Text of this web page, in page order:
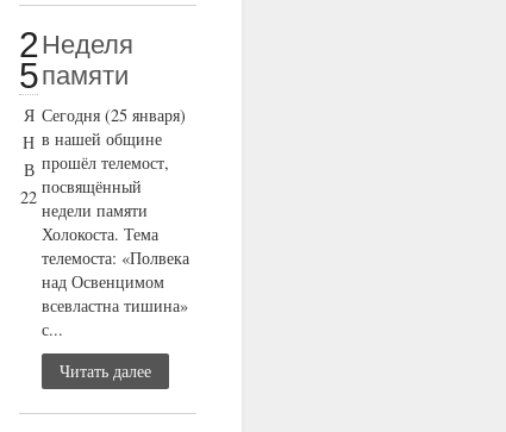
2
5
Я
Н
В
22
Неделя
памяти
Сегодня (25 января)
в нашей общине
прошёл телемост,
посвящённый
недели памяти
Холокоста. Тема
телемоста: «Полвека
над Освенцимом
всевластна тишина»
с...
Читать далее